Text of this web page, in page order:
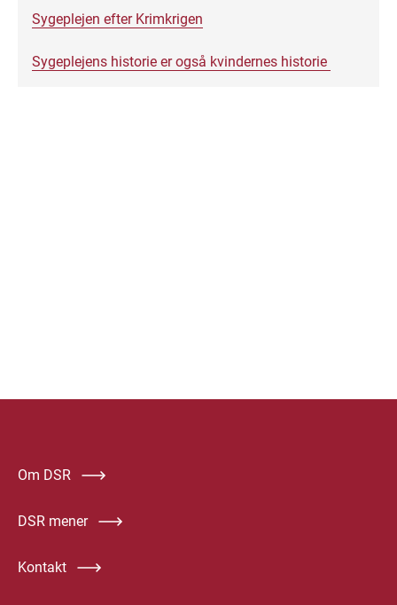
Sygeplejen efter Krimkrigen
Sygeplejens historie er også kvindernes historie
Om DSR
DSR mener
Kontakt